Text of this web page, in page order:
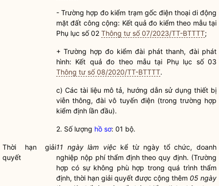
- Trường hợp đo kiểm trạm gốc điện thoại di động
mặt đất công cộng: Kết quả đo kiểm theo mẫu tại
Phụ lục số 02 Thông tư số 07/2023/TT-BTTTT;
+ Trường hợp đo kiểm đài phát thanh, đài phát
hình: Kết quả đo theo mẫu tại Phụ lục số 03
Thông tư số 08/2020/TT-BTTTT.
c) Các tài liệu mô tả, hướng dẫn sử dụng thiết bị
viễn thông, đài vô tuyến điện (trong trường hợp
kiểm định lần đầu).
2. Số lượng hồ sơ: 01 bộ.
Thời hạn giải
quyết
11 ngày làm việc kể từ ngày tổ chức, doanh
nghiệp nộp phí thẩm định theo quy định. (Trường
hợp có sự không phù hợp trong quá trình thẩm
định, thời hạn giải quyết được cộng thêm 05 ngày